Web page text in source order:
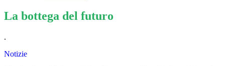
La bottega del futuro
.
Notizie